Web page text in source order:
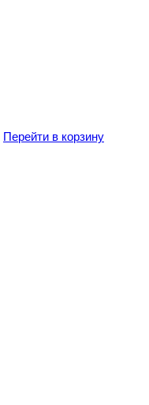
Перейти в корзину